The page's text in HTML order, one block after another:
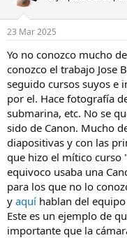
@onfocusmode
Realmente flipo con ella
localizaciones aunque
una inspiracion a seguir
Darren McSherryCon su
arquiectónico
a el
Remon DiazCubano
y multiestilista. Le gusta
Son solo unos ejemplos
de inspiracion lejos de mis
Saludos
23 Mar 2025
Yo no conozco mucho
conozco el trabajo Jose
seguido cursos suyos e
por el. Hace fotografía
submarina, etc. No se
sido de Canon. Mucho
diapositivas y con las
que hizo el mítico curso
equivoco usaba una
para los que no lo
y aquí hablan del
Este es un ejemplo de
importante que la